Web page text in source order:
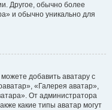
Другое, обычно более
и обычно уникально для
добавить аватару с
«Галерея аватар»,
От администратора
какие типы аватар могут